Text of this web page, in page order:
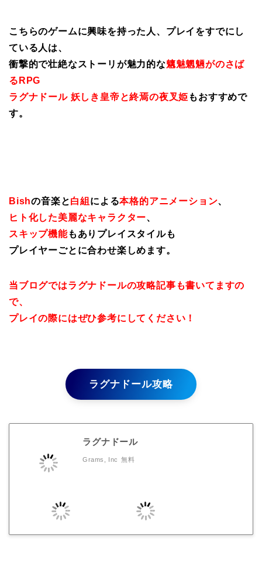
こちらのゲームに興味を持った人、プレイをすでにし
ている人は、
衝撃的で壮絶なストーリが魅力的な魑魅魍魎がのさば
るRPG
ラグナドール 妖しき皇帝と終焉の夜叉姫 もおすすめで
す。
Bishの音楽と白組 による本格的アニメーション、
ヒト化した美麗なキャラクター、
スキップ機能もありプレイスタイルも
プレイヤーごとに合わせ楽しめます。
当ブログではラグナドールの攻略記事も書いてますの
で、
プレイの際にはぜひ参考にしてください！
ラグナドール攻略
ラグナドール
Grams, Inc 無料